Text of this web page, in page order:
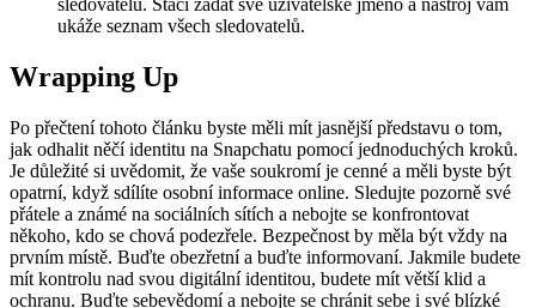
sledovatelů. Stačí zadat své uživatelské jméno a nástroj vám
ukáže seznam všech sledovatelů.
Wrapping Up
Po přečtení tohoto článku byste měli mít jasnější představu o tom,
jak odhalit něčí identitu na Snapchatu pomocí jednoduchých kroků.
Je důležité si uvědomit, že vaše soukromí je cenné a měli byste být
opatrní, když sdílíte osobní informace online. Sledujte pozorně své
přátele a známé na sociálních sítích a nebojte se konfrontovat
někoho, kdo se chová podezřele. Bezpečnost by měla být vždy na
prvním místě. Buďte obezřetní a buďte informovaní. Jakmile budete
mít kontrolu nad svou digitální identitou, budete mít větší klid a
ochranu. Buďte sebevědomí a nebojte se chránit sebe i své blízké